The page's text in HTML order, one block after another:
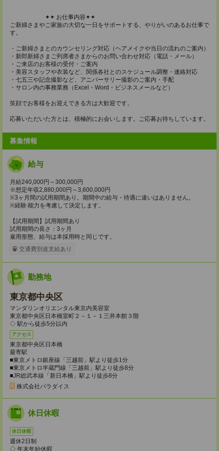
✦✦ お仕事内容✦✦
ご新婦さまやご家族の大切な一日をサポートする、やりがいのあるお仕事で
す。
・ご新婦さまとのカウンセリング対応（ヘアメイクや当日の流れのご案内）
・新郎新婦さまご列席者さまからのお問い合わせ対応（電話・メール）
・ご来店のお客様の受付・ご案内
・美容スタッフや衣装など、関係各社とのスケジュール調整・連絡対応
・七五三や記念撮影など、アニバーサリー撮影のご案内・手配
・サロン内の事務業務（Excel・Word・ビジネスメールなど）
笑顔でお客様をお迎えできる方は大歓迎です。
応募いただいた方とは、積極的にお会いします。ご応募お待ちしています。
募集情報
給与
月給240,000円～300,000円
※想定年収2,880,000円～3,600,000円
※3ヶ月間の試用期間あり。期間中の給与・待遇に違いはありません。
※経験‧能⼒を考慮して決定します。
【試用期間】試用期間あり
試用期間の長さ：3ヶ月
雇用形態、給与は本採用時と同じです。
交通費別途支給あり
勤務地
東京都中央区
マンダリンオリエンタル東京内美容室
東京都中央区日本橋室町２－１－１三井本館３階
◇ 駅から徒歩5分以内
アクセス
東京都中央区日本橋
最寄駅
■東京メトロ銀座線「三越前」駅より徒歩1分
■東京メトロ半蔵門線「三越前」駅より徒歩8分
■JR総武本線「新日本橋」駅より徒歩8分
株式会社パラダイス
休日休暇
休日休暇
週休2日制
◇ 年末年始休暇